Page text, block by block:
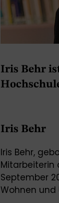
Iris Behr
Iris Behr
Iris Behr,
Mitarbeiterin
September
Wohnen und